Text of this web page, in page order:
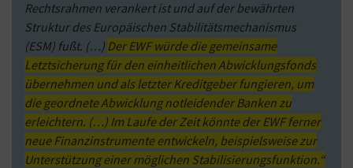
Rechtsrahmen verankert ist und auf der bewährten
Struktur des Europäischen Stabilitätsmechanismus
(ESM) fußt. (…) Der EWF würde die gemeinsame
Letztsicherung für den einheitlichen Abwicklungsfonds
übernehmen und als letzter Kreditgeber fungieren, um
die geordnete Abwicklung notleidender Banken zu
erleichtern. (…) Im Laufe der Zeit könnte der EWF ferner
neue Finanzinstrumente entwickeln, beispielsweise zur
Unterstützung einer möglichen Stabilisierungsfunktion.“